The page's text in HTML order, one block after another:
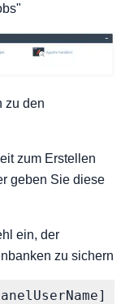
zu den
zum Erstellen
geben Sie diese
ein, der
zu sichern